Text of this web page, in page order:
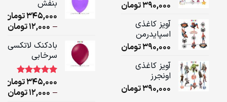
390,000تومان
آویز کاغذی
اسپایدرمن
390,000تومان
آویز کاغذی
اونجرز
390,000تومان
بنفش
345,000تومان
–
12,000تومان
بادکنک لاتکسی
سرخابی
امتیاز5.00
1
مشتری
345,000تومان
–
12,000تومان